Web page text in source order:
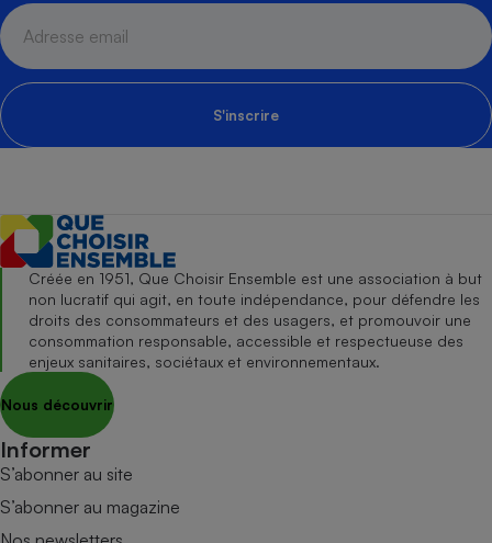
S'inscrire
Créée en 1951, Que Choisir Ensemble est une association à but
non lucratif qui agit, en toute indépendance, pour défendre les
droits des consommateurs et des usagers, et promouvoir une
consommation responsable, accessible et respectueuse des
enjeux sanitaires, sociétaux et environnementaux.
Nous découvrir
Informer
S’abonner au site
S’abonner au magazine